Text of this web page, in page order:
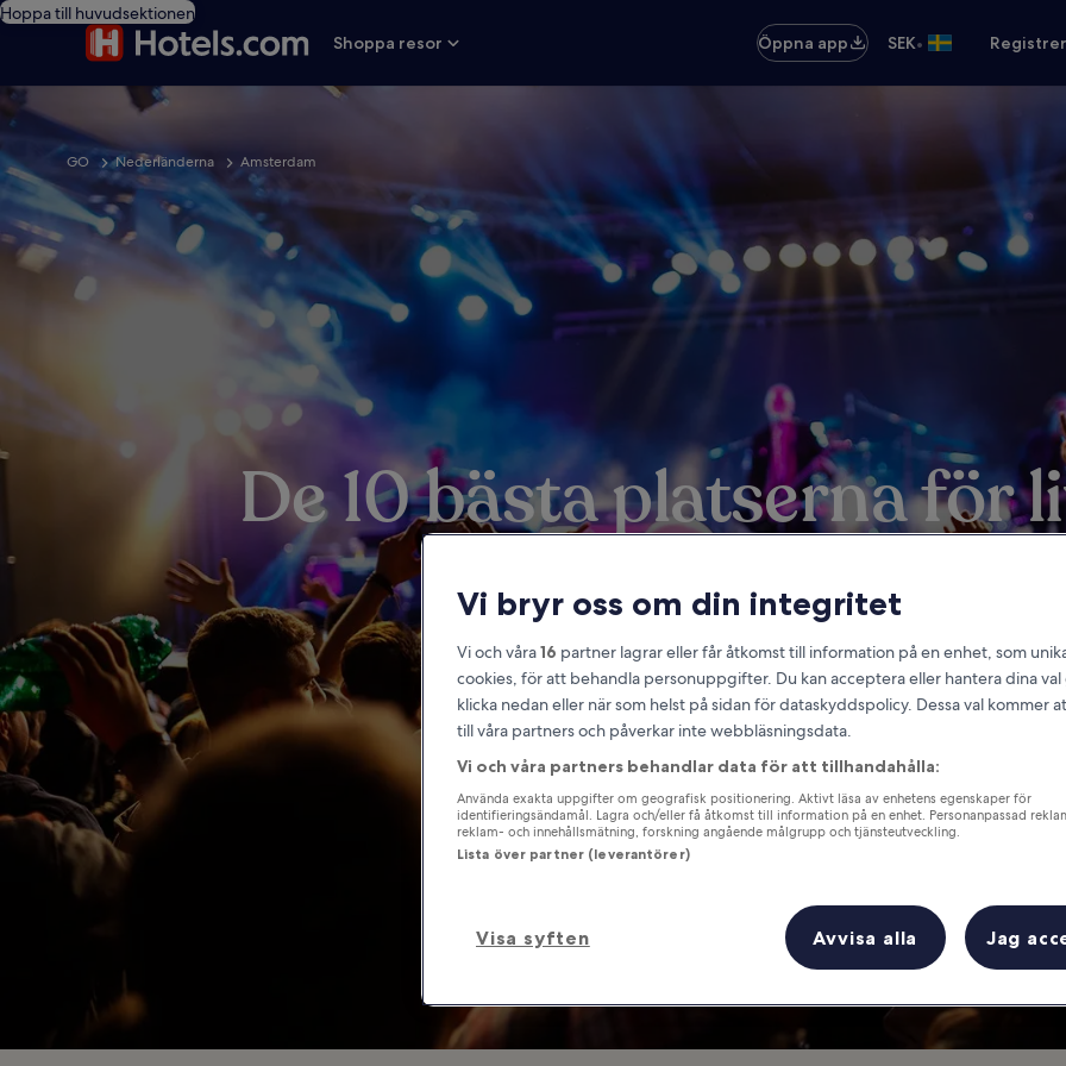
Hoppa till huvudsektionen
Shoppa resor
Öppna app SEK•
GO Nederländerna Amsterdam
De 10 bästa platserna för
Amsterdam
Var kan du se en konsert i
Vi bryr oss om din integritet
Vi och våra16 partner lagrar eller får åtkomst till information på en enhet, som
cookies, för att behandla personuppgifter. Du kan acceptera eller hantera dina
klicka nedan eller när som helst på sidan för dataskyddspolicy. Dessa val kommer
till våra partners och påverkar inte webbläsningsdata.
Vi och våra partners behandlar data för att tillhandahålla:
Använda exakta uppgifter om geografisk positionering. Aktivt läsa av enhetens egenskaper för
identifieringsändamål. Lagra och/eller få åtkomst till information på en enhet. Personanpassad
reklam- och innehållsmätning, forskning angående målgrupp och tjänsteutveckling.
Lista över partner (leverantörer)
Visa syften Avvisa alla Jag